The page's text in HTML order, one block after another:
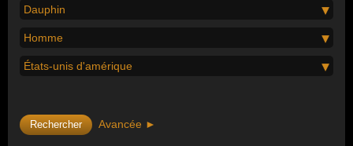
Dauphin
Homme
États-unis d'amérique
Avancée ►